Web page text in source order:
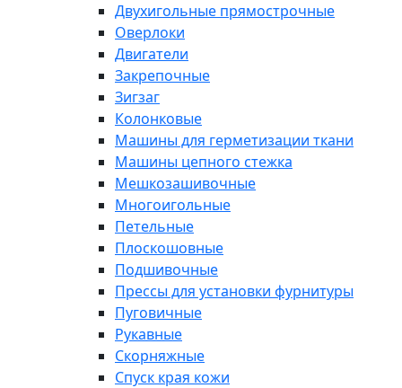
Двухигольные прямострочные
Оверлоки
Двигатели
Закрепочные
Зигзаг
Колонковые
Машины для герметизации ткани
Машины цепного стежка
Мешкозашивочные
Многоигольные
Петельные
Плоскошовные
Подшивочные
Прессы для установки фурнитуры
Пуговичные
Рукавные
Скорняжные
Спуск края кожи